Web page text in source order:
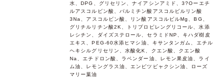
水、DPG、グリセリン、ナイアシンアミド、3?Oーエチ
ルアスコルビン酸、パルミチン酸アスコルビルリン酸
3Na、アスコルビン酸、リン酸アスコルビルMg、BG、
グリチルリチン酸2K、トリプロピレングリコール、水添
レシチン、ダイズステロール、セラミドNP、キハダ樹皮
エキス、PEG-60水添ヒマシ油、キサンタンガム、エチル
ヘキシルグリセリン、水酸化K、クエン酸、クエン酸
Na、エチドロン酸、ラベンダー油、レモン果皮油、ライ
ム油、レモングラス油、エンピツビャクシン油、ローズ
マリー葉油